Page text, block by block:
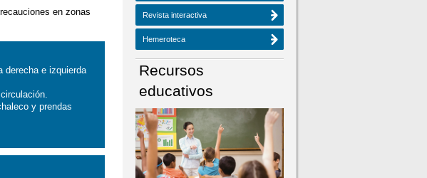
en zonas
e izquierda
y prendas
Revista interactiva
Hemeroteca
Recursos
educativos